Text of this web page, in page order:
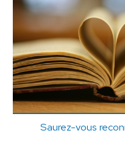
Saurez-vous